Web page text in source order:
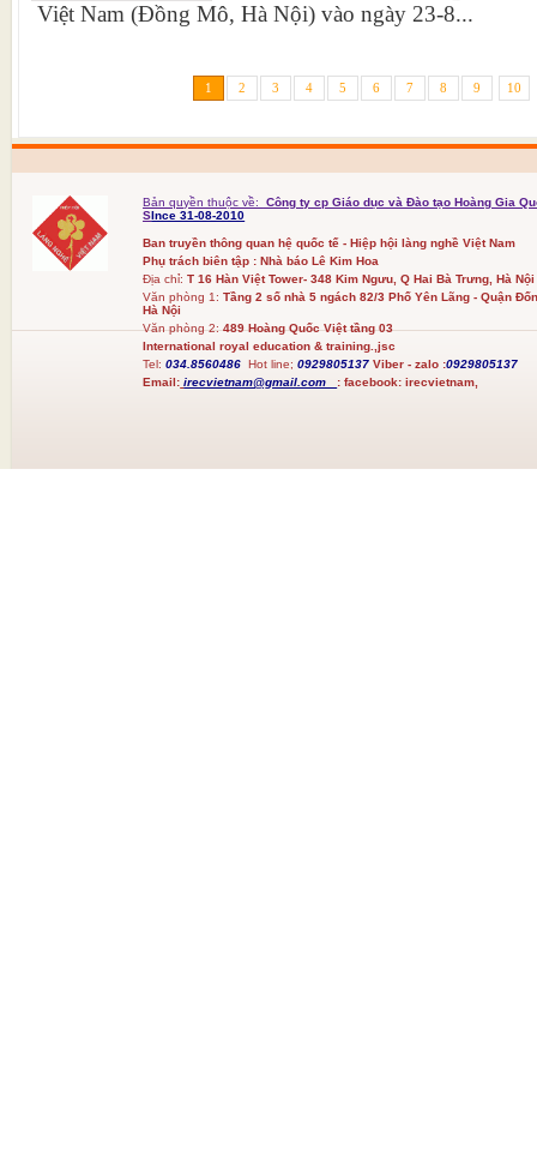
Việt Nam (Đồng Mô, Hà Nội) vào ngày 23-8...
1 2 3 4 5 6 7 8 9 10
Bản quyền thuộc về:
Công ty cp Giáo dục và Đào tạo Hoàng Gia
SInce 31-08-2010
Ban truyền thông quan hệ quốc tế - Hiệp hội làng nghề Việt Nam
Phụ trách biên tập : Nhà báo Lê Kim Hoa
Địa chỉ: T 16 Hàn Việt Tower- 348 Kim Ngưu, Q Hai Bà Trưng, Hà Nội
Văn phòng 1:Tầng 2 số nhà 5 ngách 82/3 Phố Yên Lãng - Quận
Hà Nội
Văn phòng 2:489 Hoàng Quốc Việt tầng 03
International royal education & training.,jsc
Tel:034.8560486Hot line; 0929805137 Viber - zalo :0929805137
Email: irecvietnam@gmail.com :facebook: irecvietnam,